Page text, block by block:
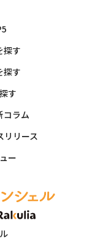
探す
探す
す
コラム
リリース
ー